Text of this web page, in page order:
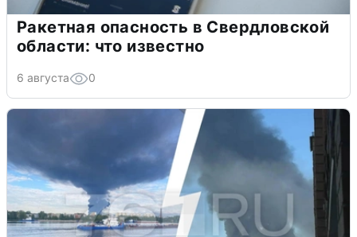
Ракетная опасность в Свердловской
области: что известно
6 августа 0